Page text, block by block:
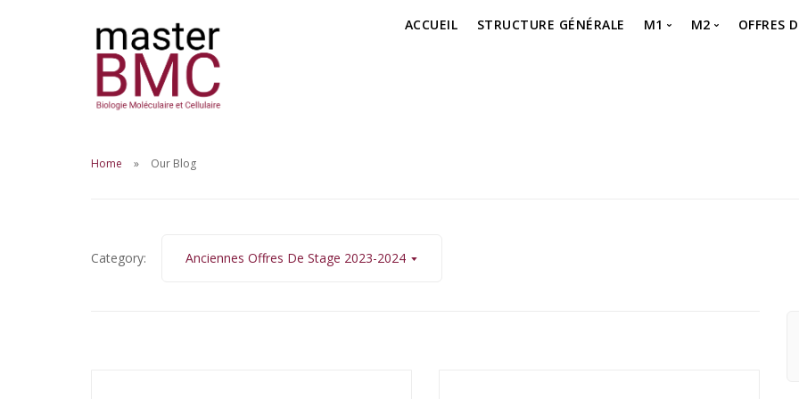
ACCUEIL STRUCTURE GÉNÉRALE M1 M2 OFFRES
Home Our Blog
Category: Anciennes Offres De Stage 2023-2024